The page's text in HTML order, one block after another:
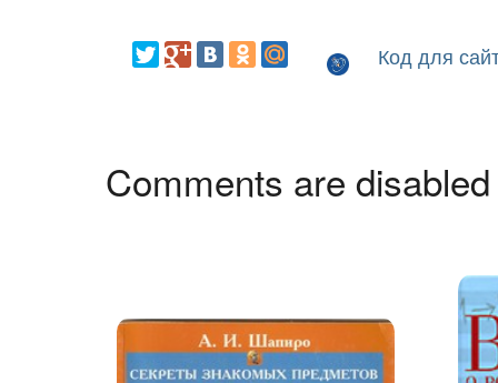
Код для
Comments are disabled